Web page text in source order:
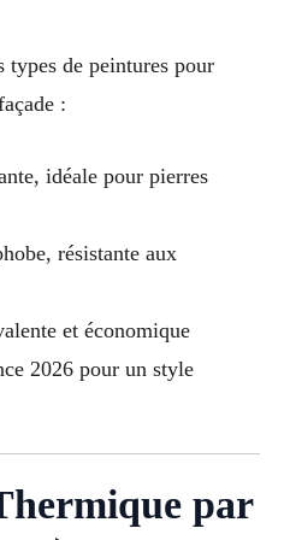
de peintures pour
:
idéale pour pierres
résistante aux
et économique
2026 pour un style
par